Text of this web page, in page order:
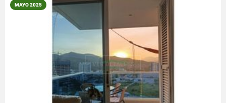
MAYO 2025
VER DETALLES